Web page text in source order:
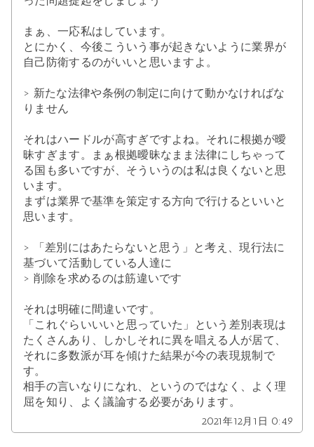
まぁ、一応私はしています。
とにかく、今後こういう事が起きないように業界が
自己防衛するのがいいと思いますよ。
> 新たな法律や条例の制定に向けて動かなければな
りません
それはハードルが高すぎですよね。それに根拠が曖
昧すぎます。まぁ根拠曖昧なまま法律にしちゃって
る国も多いですが、そういうのは私は良くないと思
います。
まずは業界で基準を策定する方向で行けるといいと
思います。
> 「差別にはあたらないと思う」と考え、現行法に
基づいて活動している人達に
> 削除を求めるのは筋違いです
それは明確に間違いです。
「これぐらいいいと思っていた」という差別表現は
たくさんあり、しかしそれに異を唱える人が居て、
それに多数派が耳を傾けた結果が今の表現規制で
す。
相手の言いなりになれ、というのではなく、よく理
屈を知り、よく議論する必要があります。
2021年12月1日 0:49